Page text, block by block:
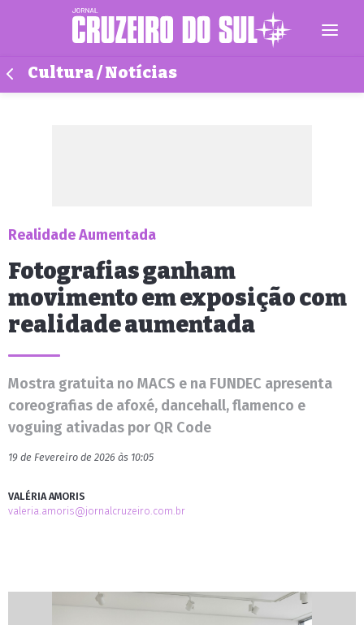
Cultura / Notícias
Realidade Aumentada
Fotografias ganham
movimento em exposição com
realidade aumentada
Mostra gratuita no MACS e na FUNDEC apresenta
coreografias de afoxé, dancehall, flamenco e
voguing ativadas por QR Code
19 de Fevereiro de 2026 às 10:05
VALÉRIA AMORIS
valeria.amoris@jornalcruzeiro.com.br